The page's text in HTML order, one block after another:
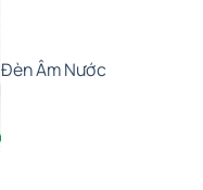
Đèn Âm Nước